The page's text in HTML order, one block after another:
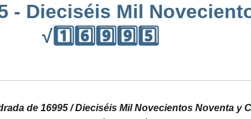
- Dieciséis Mil
√1️⃣6️⃣9️⃣9️⃣5️⃣
de 16995 / Dieciséis Mil Novecientos Noventa y